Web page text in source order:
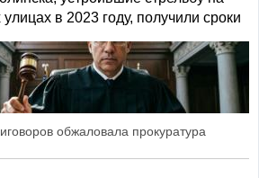
улицах в 2023 году, получили сроки
обжаловала прокуратура